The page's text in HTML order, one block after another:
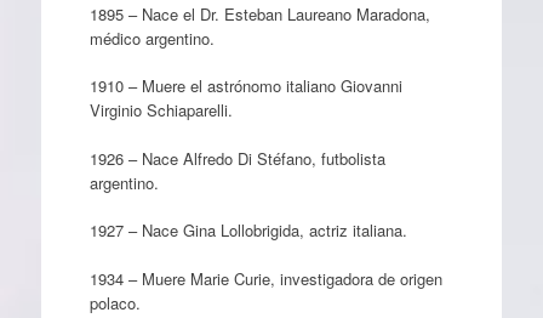
1895 – Nace el Dr. Esteban Laureano Maradona,
médico argentino.
1910 – Muere el astrónomo italiano Giovanni
Virginio Schiaparelli.
1926 – Nace Alfredo Di Stéfano, futbolista
argentino.
1927 – Nace Gina Lollobrigida, actriz italiana.
1934 – Muere Marie Curie, investigadora de origen
polaco.